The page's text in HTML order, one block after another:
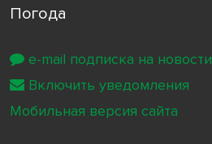
Погода
e-mail подписка на новости
Включить уведомления
Мобильная версия сайта